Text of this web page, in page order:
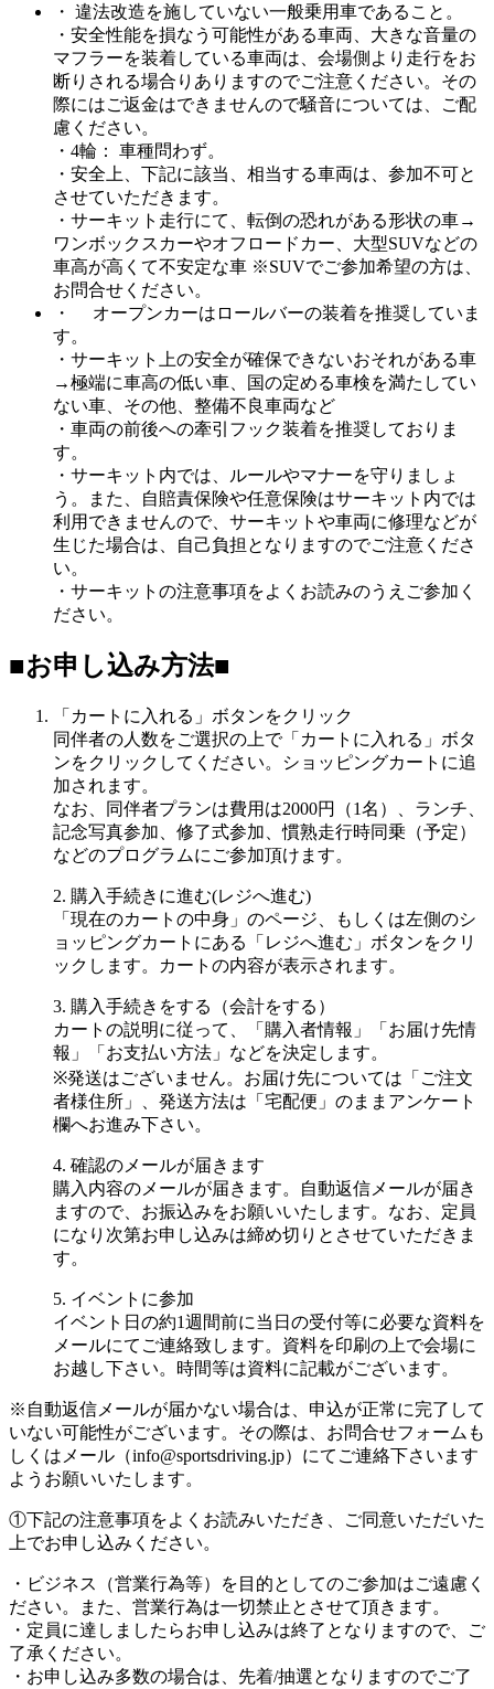
・ 違法改造を施していない一般乗用車であること。
・安全性能を損なう可能性がある車両、大きな音量の
マフラーを装着している車両は、会場側より走行をお
断りされる場合りありますのでご注意ください。その
際にはご返金はできませんので騒音については、ご配
慮ください。
・4輪： 車種問わず。
・安全上、下記に該当、相当する車両は、参加不可と
させていただきます。
・サーキット走行にて、転倒の恐れがある形状の車→
ワンボックスカーやオフロードカー、大型SUVなどの
車高が高くて不安定な車 ※SUVでご参加希望の方は、
お問合せください。
・ オープンカーはロールバーの装着を推奨していま
す。
・サーキット上の安全が確保できないおそれがある車
→極端に車高の低い車、国の定める車検を満たしてい
ない車、その他、整備不良車両など
・車両の前後への牽引フック装着を推奨しておりま
す。
・サーキット内では、ルールやマナーを守りましょ
う。また、自賠責保険や任意保険はサーキット内では
利用できませんので、サーキットや車両に修理などが
生じた場合は、自己負担となりますのでご注意くださ
い。
・サーキットの注意事項をよくお読みのうえご参加く
ださい。
■お申し込み方法■
「カートに入れる」ボタンをクリック
同伴者の人数をご選択の上で「カートに入れる」ボタ
ンをクリックしてください。ショッピングカートに追
加されます。
なお、同伴者プランは費用は2000円（1名）、ランチ、
記念写真参加、修了式参加、慣熟走行時同乗（予定）
などのプログラムにご参加頂けます。
2. 購入手続きに進む(レジへ進む)
「現在のカートの中身」のページ、もしくは左側のシ
ョッピングカートにある「レジへ進む」ボタンをクリ
ックします。カートの内容が表示されます。
3. 購入手続きをする（会計をする）
カートの説明に従って、「購入者情報」「お届け先情
報」「お支払い方法」などを決定します。
※発送はございません。お届け先については「ご注文
者様住所」、発送方法は「宅配便」のままアンケート
欄へお進み下さい。
4. 確認のメールが届きます
購入内容のメールが届きます。自動返信メールが届き
ますので、お振込みをお願いいたします。なお、定員
になり次第お申し込みは締め切りとさせていただきま
す。
5. イベントに参加
イベント日の約1週間前に当日の受付等に必要な資料を
メールにてご連絡致します。資料を印刷の上で会場に
お越し下さい。時間等は資料に記載がございます。
※自動返信メールが届かない場合は、申込が正常に完了して
いない可能性がございます。その際は、お問合せフォームも
しくはメール（info@sportsdriving.jp）にてご連絡下さいます
ようお願いいたします。
①下記の注意事項をよくお読みいただき、ご同意いただいた
上でお申し込みください。
・ビジネス（営業行為等）を目的としてのご参加はご遠慮く
ださい。また、営業行為は一切禁止とさせて頂きます。
・定員に達しましたらお申し込みは終了となりますので、ご
了承ください。
・お申し込み多数の場合は、先着/抽選となりますのでご了